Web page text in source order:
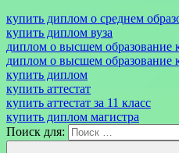
купить диплом о среднем
купить диплом вуза
диплом о высшем образование
диплом о высшем образование
купить диплом
купить аттестат
купить аттестат за 11 класс
купить диплом магистра
Поиск для: